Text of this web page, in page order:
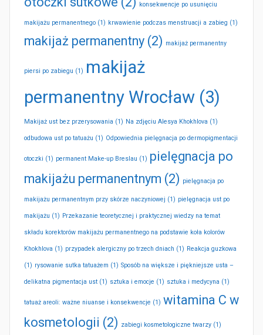
konsekwencje po usunięciu
makijażu permanentnego (1) krwawienie podczas menstruacji a zabieg (1)
makijaż permanentny (2) makijaż permanentny
piersi po zabiegu (1) makijaż
permanentny Wrocław (3)
Makijaż ust bez przerysowania (1) Na zdjęciu Alesya Khokhlova (1)
odbudowa ust po tatuażu (1) Odpowiednia pielęgnacja po dermopigmentacji
otoczki (1) permanent Make-up Breslau (1) pielęgnacja po
makijażu permanentnym (2) pielęgnacja po
makijażu permanentnym przy skórze naczyniowej (1) pielęgnacja ust po
makijażu (1) Przekazanie teoretycznej i praktycznej wiedzy na temat
składu korektorów makijażu permanentnego na podstawie koła kolorów
Khokhlova (1) przypadek alergiczny po trzech dniach (1) Reakcja guzkowa
(1) rysowanie sutka tatuażem (1) Sposób na większe i piękniejsze usta –
delikatna pigmentacja ust (1) sztuka i emocje (1) sztuka i medycyna (1)
tatuaż areoli: ważne niuanse i konsekwencje (1) witamina C w
kosmetologii (2) zabiegi kosmetologiczne twarzy (1)